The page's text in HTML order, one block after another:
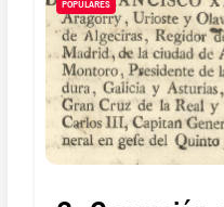
POPULARES